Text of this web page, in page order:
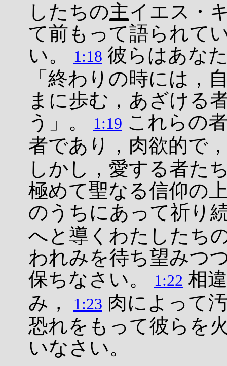
したちの主イエス・
て前もって語られて
い。
1:18 彼らはあな
「終わりの時には，
まに歩む，あざける
う」。
1:19 これらの
者であり，肉欲的で
しかし，愛する者た
極めて聖なる信仰の
のうちにあって祈り
へと導くわたしたち
われみを待ち望みつ
保ちなさい。
1:22 相
み，
1:23 肉によって
恐れをもって彼らを
いなさい。